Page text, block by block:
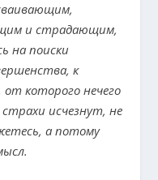
и страдающим,
на поиски
к
которого нечего
исчезнут, не
а потому